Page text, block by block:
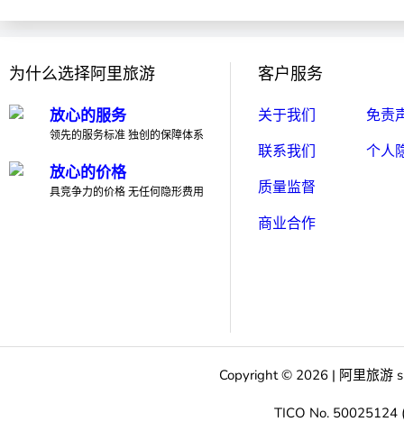
为什么选择阿里旅游
放心的服务
领先的服务标准 独创的保障体系
放心的价格
具竞争力的价格 无任何隐形费用
客户服务
关于我们
联系我们
质量监督
商业合作
免责
个人
Copyright © 2026 | 阿里旅游
TICO No. 50025124